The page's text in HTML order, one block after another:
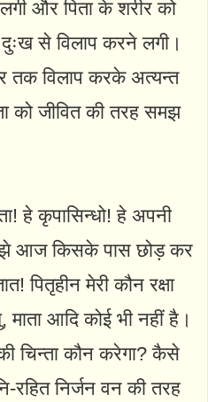
और पिता के शरीर को
से विलाप करने लगी।
तक विलाप करके अत्यन्त
को जीवित की तरह समझ
हे कृपासिन्धो! हे अपनी
आज किसके पास छोड़ कर
पितृहीन मेरी कौन रक्षा
आदि कोई भी नहीं है।
चिन्ता कौन करेगा? कैसे
रहित निर्जन वन की तरह